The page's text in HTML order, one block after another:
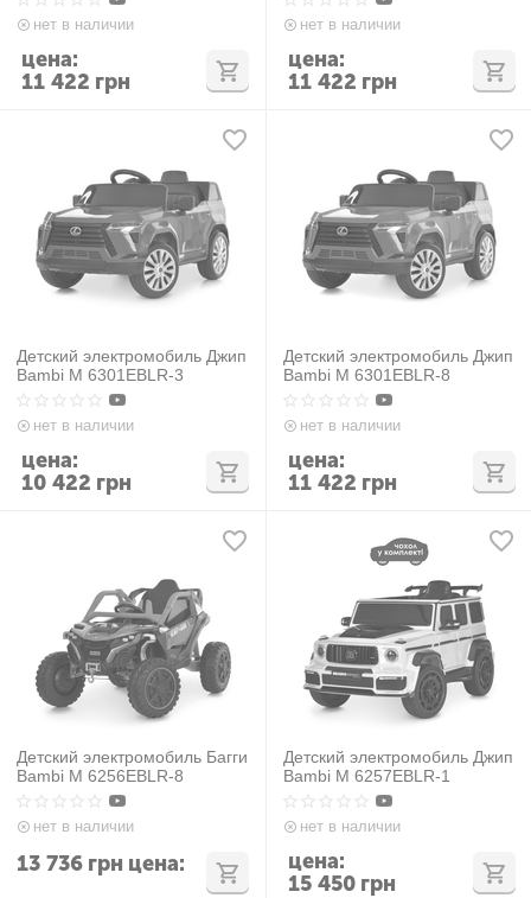
нет в наличии
11 422 грн
цена:
нет в наличии
11 422 грн
цена:
Детский электромобиль Джип
Bambi M 6301EBLR-3
нет в наличии
10 422 грн
цена:
Детский электромобиль Джип
Bambi M 6301EBLR-8
нет в наличии
11 422 грн
цена:
Детский электромобиль Багги
Bambi M 6256EBLR-8
нет в наличии
13 736 грн цена:
Детский электромобиль Джип
Bambi M 6257EBLR-1
нет в наличии
15 450 грн
цена: